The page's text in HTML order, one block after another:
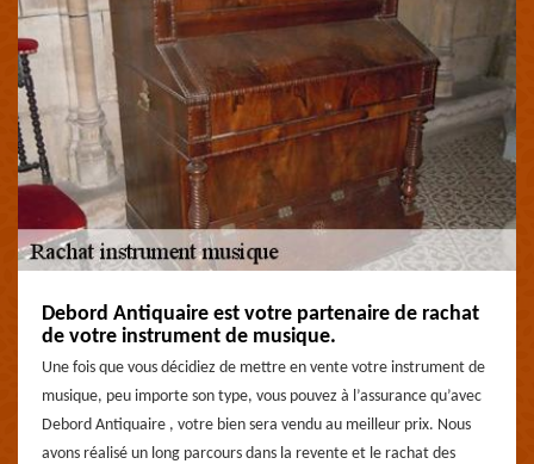
Debord Antiquaire est votre partenaire de rachat
de votre instrument de musique.
Une fois que vous décidiez de mettre en vente votre instrument de
musique, peu importe son type, vous pouvez à l’assurance qu’avec
Debord Antiquaire , votre bien sera vendu au meilleur prix. Nous
avons réalisé un long parcours dans la revente et le rachat des